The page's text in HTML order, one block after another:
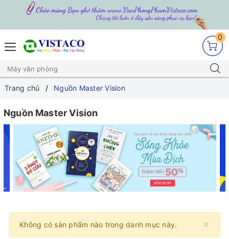
0
Trang chủ Nguồn Master Vision
Nguồn Master Vision
×
Không có sản phẩm nào trong danh mục này.